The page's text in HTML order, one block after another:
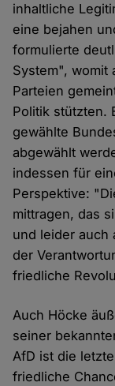
inhaltliche
eine bejahen
formulierte
System", womit
Parteien
Politik stützten.
gewählte
abgewählt
indessen für
Perspektive:
mittragen, das
und leider auch
der
friedliche
Auch Höcke
seiner
AfD ist die
friedliche